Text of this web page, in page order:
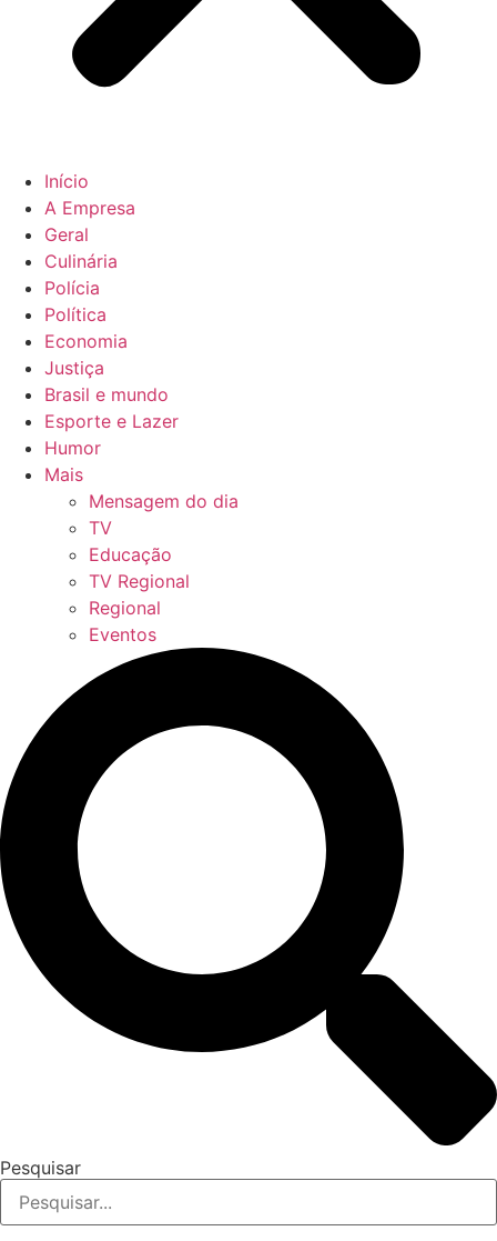
Início
A Empresa
Geral
Culinária
Polícia
Política
Economia
Justiça
Brasil e mundo
Esporte e Lazer
Humor
Mais
Mensagem do dia
TV
Educação
TV Regional
Regional
Eventos
Pesquisar